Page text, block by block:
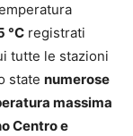
°C registrati
tutte le stazioni
state numerose
massima
Centro e